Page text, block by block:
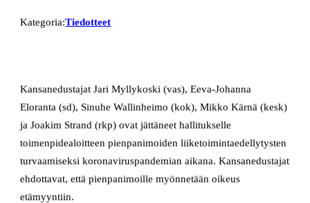
Kategoria:Tiedotteet
Kansanedustajat Jari Myllykoski (vas), Eeva-Johanna
Eloranta (sd), Sinuhe Wallinheimo (kok), Mikko Kärnä (kesk)
ja Joakim Strand (rkp) ovat jättäneet hallitukselle
toimenpidealoitteen pienpanimoiden liiketoimintaedellytysten
turvaamiseksi koronaviruspandemian aikana. Kansanedustajat
ehdottavat, että pienpanimoille myönnetään oikeus
etämyyntiin.